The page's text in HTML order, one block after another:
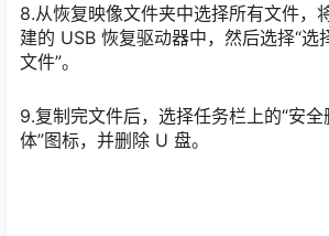
8.从恢复映像文件夹中选择所有文件，
建的 USB 恢复驱动器中，然后选择“选
文件”。
9.复制完文件后，选择任务栏上的“安
体”图标，并删除 U 盘。